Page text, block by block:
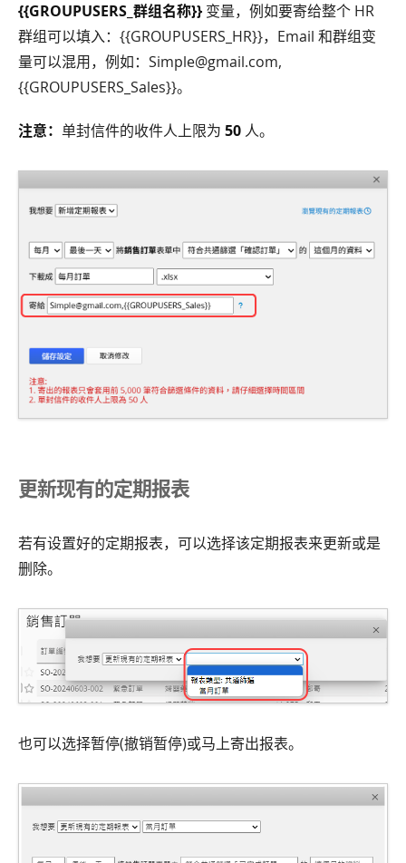
{{GROUPUSERS_群组名称}} 变量，例如要寄给整个 HR
群组可以填入：{{GROUPUSERS_HR}}，Email 和群组变
量可以混用，例如：Simple@gmail.com,
{{GROUPUSERS_Sales}}。
注意： 单封信件的收件人上限为 50 人。
更新现有的定期报表
若有设置好的定期报表，可以选择该定期报表来更新或是
删除。
也可以选择暂停(撤销暂停)或马上寄出报表。